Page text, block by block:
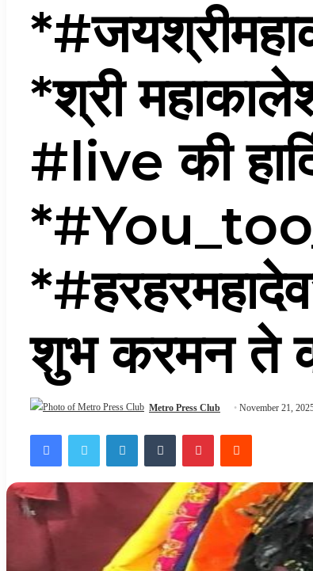
*श्री
#live की
शुभ करमन ते
Metro Press Club November 21,
FacebookTwitterLinkedInTumblrPinterestReddit